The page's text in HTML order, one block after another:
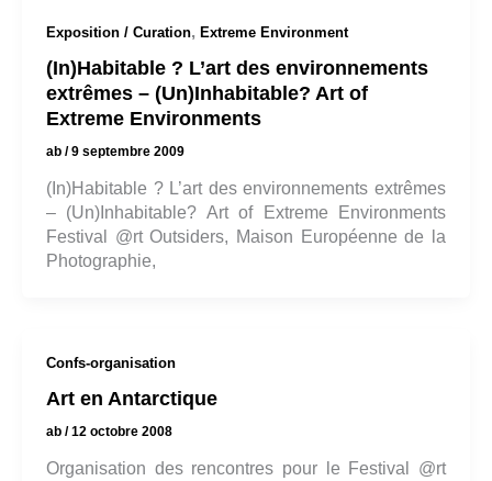
Exposition / Curation, Extreme Environment
(In)Habitable ? L’art des environnements
extrêmes – (Un)Inhabitable? Art of
Extreme Environments
ab /9 septembre 2009
(In)Habitable ? L’art des environnements extrêmes
– (Un)Inhabitable? Art of Extreme Environments
Festival @rt Outsiders, Maison Européenne de la
Photographie,
Confs-organisation
Art en Antarctique
ab /12 octobre 2008
Organisation des rencontres pour le Festival @rt